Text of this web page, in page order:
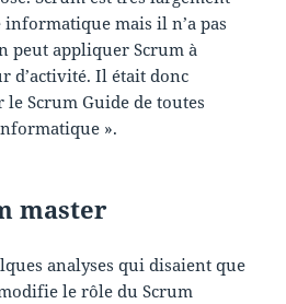
mais il n’a pas
peut appliquer Scrum à
d’activité. Il était donc
Scrum Guide de toutes
».
master
analyses qui disaient que
le rôle du Scrum